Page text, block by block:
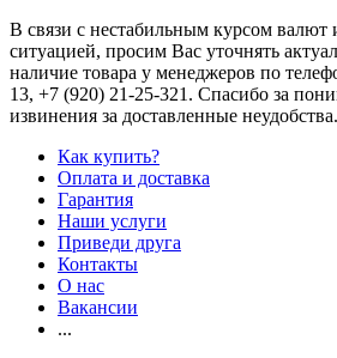
В связи с нестабильным курсом валют
ситуацией, просим Вас уточнять
наличие товара у менеджеров по
13, +7 (920) 21-25-321 . Спасибо за
извинения за доставленные неудобства.
Как купить?
Оплата и доставка
Гарантия
Наши услуги
Приведи друга
Контакты
О нас
Вакансии
...